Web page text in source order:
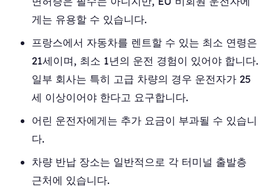
게는 유용할 수 있습니다.
프랑스에서 자동차를 렌트할 수 있는 최소 연령은
21세이며, 최소 1년의 운전 경험이 있어야 합니다.
일부 회사는 특히 고급 차량의 경우 운전자가 25
세 이상이어야 한다고 요구합니다.
어린 운전자에게는 추가 요금이 부과될 수 있습니
다.
차량 반납 장소는 일반적으로 각 터미널 출발층
근처에 있습니다.